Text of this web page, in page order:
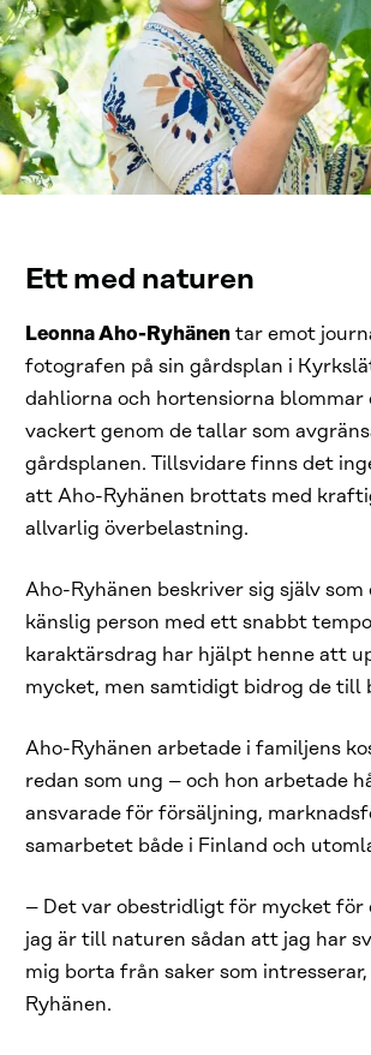
Ett med naturen
Leonna Aho-Ryhänen tar emot
fotografen på sin gårdsplan i
dahliorna och hortensiorna blommar
vackert genom de tallar som
gårdsplanen. Tillsvidare finns det
att Aho-Ryhänen brottats med
allvarlig överbelastning.
Aho-Ryhänen beskriver sig själv som
känslig person med ett snabbt
karaktärsdrag har hjälpt henne att
mycket, men samtidigt bidrog de till
Aho-Ryhänen arbetade i familjens
redan som ung – och hon arbetade
ansvarade för försäljning,
samarbetet både i Finland och
– Det var obestridligt för mycket för
jag är till naturen sådan att jag har
mig borta från saker som
Ryhänen.